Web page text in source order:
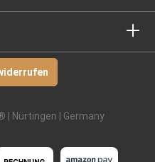
| Nürtingen | Germany